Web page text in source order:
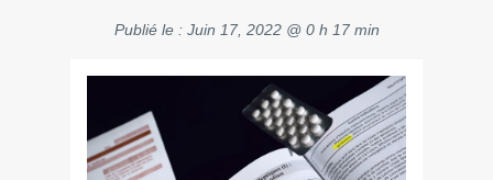
Publié le : Juin 17, 2022 @ 0 h 17 min